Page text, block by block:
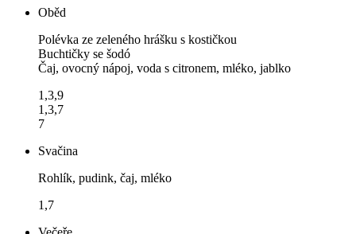
Oběd
Polévka ze zeleného hrášku s kostičkou
Buchtičky se šodó
Čaj, ovocný nápoj, voda s citronem, mléko, jablko
1,3,9
1,3,7
7
Svačina
Rohlík, pudink, čaj, mléko
1,7